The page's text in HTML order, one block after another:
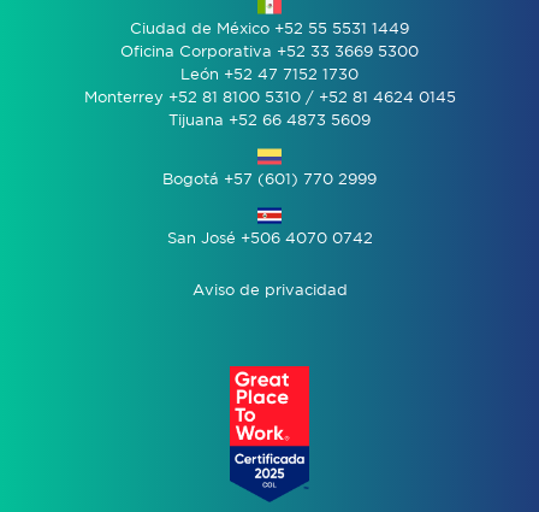
Ciudad de México +52 55 5531 1449
Oficina Corporativa +52 33 3669 5300
León +52 47 7152 1730
Monterrey +52 81 8100 5310 / +52 81 4624 0145
Tijuana +52 66 4873 5609
Bogotá +57 (601) 770 2999
San José +506 4070 0742
Aviso de privacidad